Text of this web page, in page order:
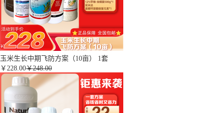
玉米生长中期飞防方案（10亩） 1套
￥ 228.00￥248.00